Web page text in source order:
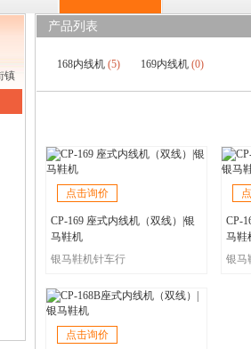
镇
产品列表
168内线机 (5) 169内线机 (0)
点击询价
CP-169 座式内线机（双线）|银
马鞋机
银马鞋机针车行
CP-
马鞋
银马
点击询价